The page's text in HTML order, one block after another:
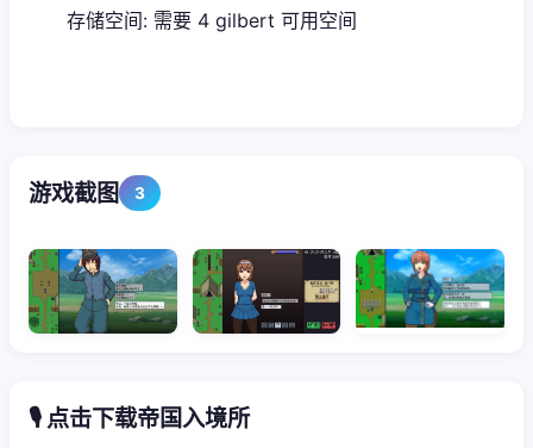
存储空间: 需要 4 gilbert 可用空间
游戏截图 3
🎙️ 点击下载帝国入境所